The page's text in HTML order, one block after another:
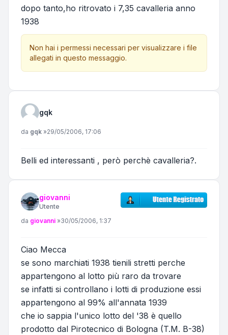
dopo tanto,ho ritrovato i 7,35 cavalleria anno
1938
Non hai i permessi necessari per visualizzare i file
allegati in questo messaggio.
gqk
Messaggio
da gqk »29/05/2006, 17:06
Belli ed interessanti , però perchè cavalleria?.
giovanni
Utente
Messaggio
da giovanni »30/05/2006, 1:37
Ciao Mecca
se sono marchiati 1938 tienili stretti perche
appartengono al lotto più raro da trovare
se infatti si controllano i lotti di produzione essi
appartengono al 99% all'annata 1939
che io sappia l'unico lotto del '38 è quello
prodotto dal Pirotecnico di Bologna (T.M. B-38)